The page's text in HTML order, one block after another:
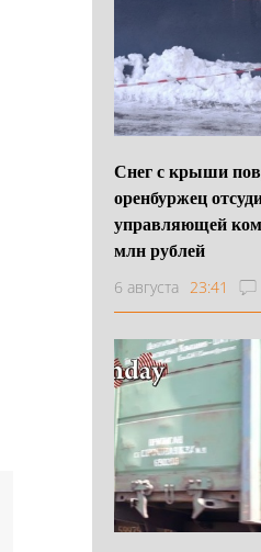
Снег с крыши
оренбуржец
управляющей
млн рублей
6 августа 23:41